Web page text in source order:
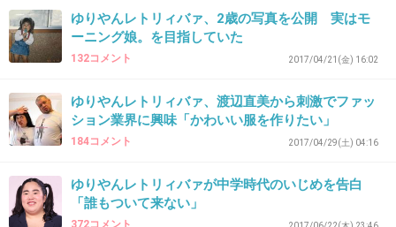
ペラじゃないよ。
英語関連の仕事なんて無理だよ。
英語のネタは案外発音よくておもしろかった。
ゆりやんレトリィバァ、2歳の写真を公開 実はモ
ーニング娘。を目指していた
132コメント 2017/04/21(金) 16:02
ゆりやんレトリィバァ、渡辺直美から刺激でファッ
ション業界に興味「かわいい服を作りたい」
184コメント 2017/04/29(土) 04:16
ゆりやんレトリィバァが中学時代のいじめを告白
「誰もついて来ない」
372コメント